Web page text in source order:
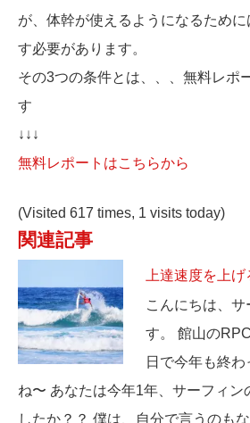
が、体幹が使えるようになるため
す必要があります。
その3つの条件とは、、、無料レポ
す
↓↓↓
無料レポートはこちらから
(Visited 617 times, 1 visits today)
関連記事
上達速度を上
こんにちは、
す。 館山の
日で今年も終
ね〜 あなたは今年1年、サーフィン
したか？？ 僕は、自分で言うのも